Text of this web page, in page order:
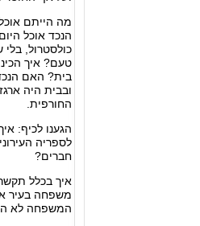
מה הייתם
הנכד אוכל
כולסטרול, בלי
טעם? איך
בית? האם
ובבית היה
החורפית.
הגענו לכיף:
לספריה
חברים?
איך בכלל
משפחה בעיר
המשפחה לא